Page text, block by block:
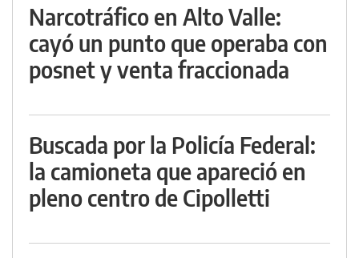
Narcotráfico en Alto Valle:
cayó un punto que operaba con
posnet y venta fraccionada
Buscada por la Policía Federal:
la camioneta que apareció en
pleno centro de Cipolletti